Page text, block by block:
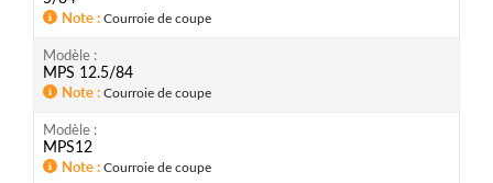
Note Courroie de coupe
Modèle
MPS 12.5/84
Note Courroie de coupe
Modèle
MPS12
Note Courroie de coupe